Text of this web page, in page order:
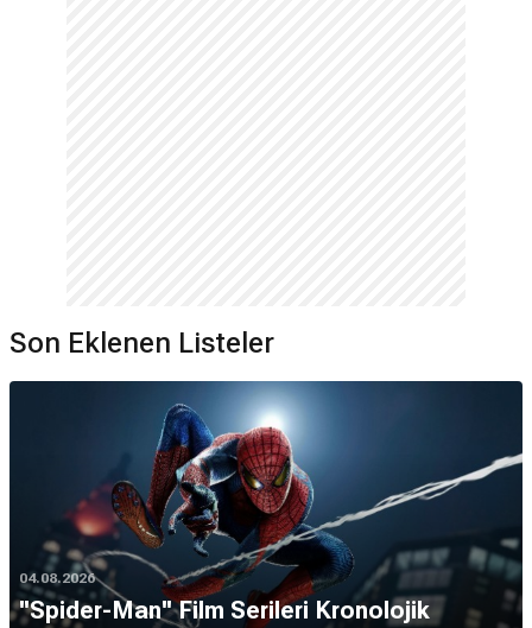
Son Eklenen Listeler
04.08.2026
''Spider-Man'' Film Serileri Kronolojik